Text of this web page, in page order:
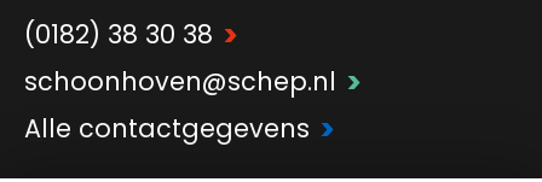
(0182) 38 30 38 >
schoonhoven@schep.nl >
Alle contactgegevens >